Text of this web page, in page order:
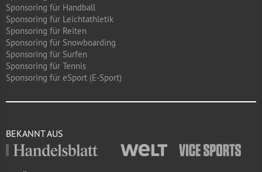
Sponsoring für Handball
Sponsoring für Leichtathletik
Sponsoring für Reiten
Sponsoring für Snowboarding
Sponsoring für Surfen
Sponsoring für Tennis
Sponsoring für eSport (E-Sport)
BEKANNT AUS